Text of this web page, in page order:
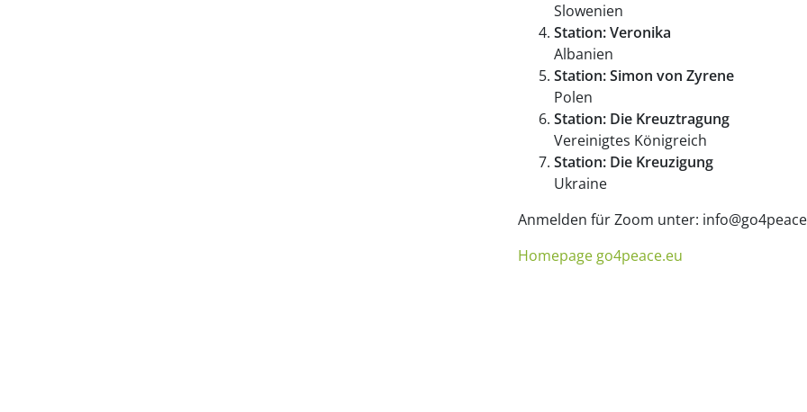
Slowenien
Station: Veronika
Albanien
Station: Simon von Zyrene
Polen
Station: Die Kreuztragung
Vereinigtes Königreich
Station: Die Kreuzigung
Ukraine
Anmelden für Zoom unter:
Homepage go4peace.eu